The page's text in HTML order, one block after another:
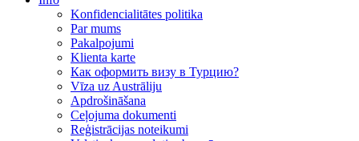
Konfidencialitātes politika
Par mums
Рakalpojumi
Klienta karte
Как оформить визу в Турцию?
Vīza uz Austrāliju
Apdrošināšana
Ceļojuma dokumenti
Reģistrācijas noteikumi